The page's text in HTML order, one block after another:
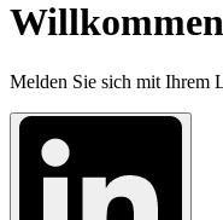
Willkommen
Melden Sie sich mit Ihrem